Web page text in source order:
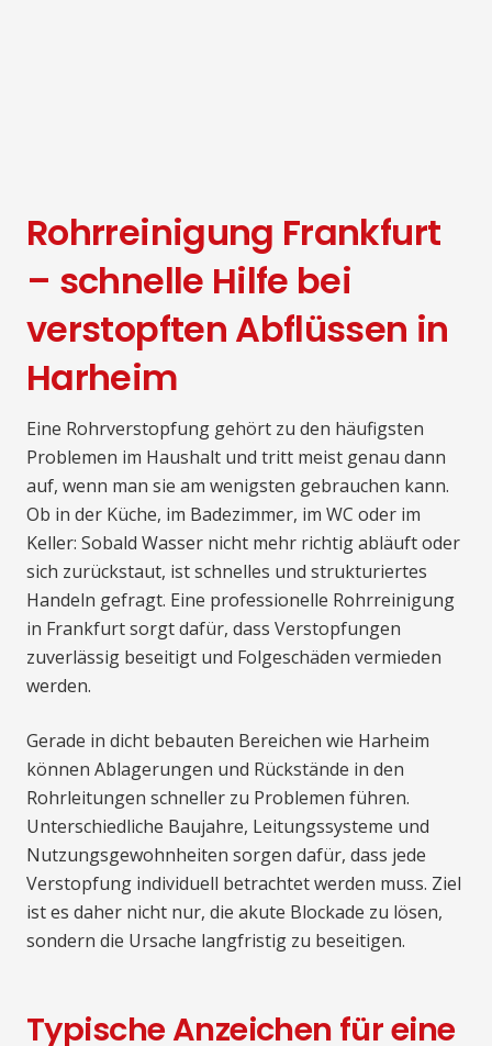
Rohrreinigung Frankfurt
– schnelle Hilfe bei
verstopften Abflüssen in
Harheim
Eine Rohrverstopfung gehört zu den häufigsten
Problemen im Haushalt und tritt meist genau dann
auf, wenn man sie am wenigsten gebrauchen kann.
Ob in der Küche, im Badezimmer, im WC oder im
Keller: Sobald Wasser nicht mehr richtig abläuft oder
sich zurückstaut, ist schnelles und strukturiertes
Handeln gefragt. Eine professionelle Rohrreinigung
in Frankfurt sorgt dafür, dass Verstopfungen
zuverlässig beseitigt und Folgeschäden vermieden
werden.
Gerade in dicht bebauten Bereichen wie Harheim
können Ablagerungen und Rückstände in den
Rohrleitungen schneller zu Problemen führen.
Unterschiedliche Baujahre, Leitungssysteme und
Nutzungsgewohnheiten sorgen dafür, dass jede
Verstopfung individuell betrachtet werden muss. Ziel
ist es daher nicht nur, die akute Blockade zu lösen,
sondern die Ursache langfristig zu beseitigen.
Typische Anzeichen für eine